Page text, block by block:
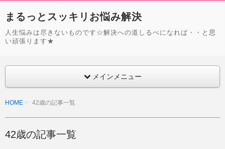
まるっとスッキリお悩み解決
人生悩みは尽きないものです☆解決への道しるべになれば・・と思
い頑張ります★
メインメニュー
HOME 42歳の記事一覧
42歳の記事一覧